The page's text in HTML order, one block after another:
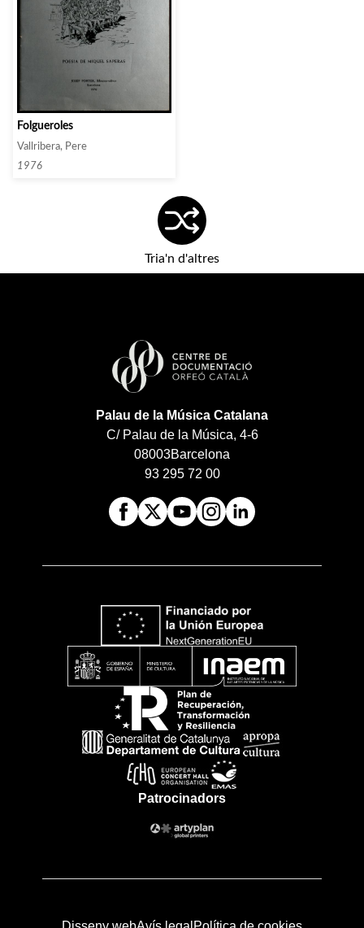
Folgueroles
Vallribera, Pere
1976
Tria'n d'altres
Palau de la Música Catalana
C/ Palau de la Música, 4-6
08003Barcelona
93 295 72 00
Patrocinadors